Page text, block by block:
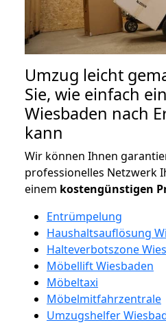
Umzug leicht
Sie, wie einfach
Wiesbaden nach
kann
Wir können Ihnen
professionelles Netzwerk
einem kostengünstigen
Entrümpelung
Haushaltsauflösung
Halteverbotszone
Möbellift Wiesbaden
Möbeltaxi
Möbelmitfahrzentrale
Umzugshelfer